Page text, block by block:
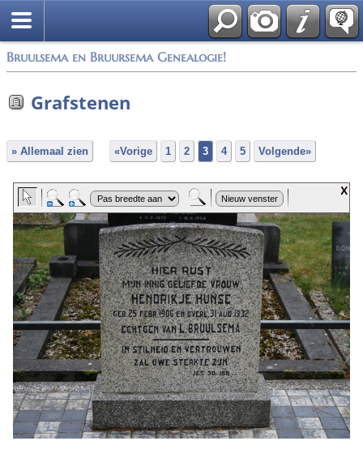
Bruulsema en Bruursema Genealogie!
Grafstenen
» Allemaal zien «Vorige 1 2 3 4 5 Volgende»